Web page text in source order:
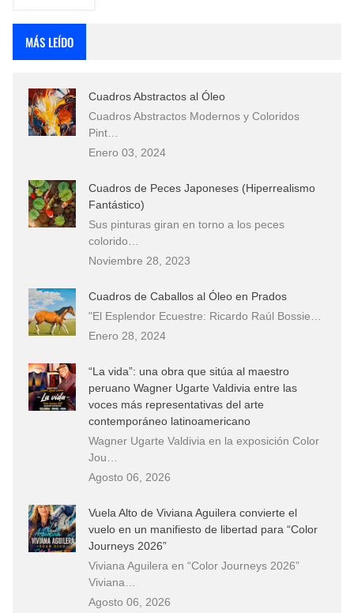
MÁS LEÍDO
Cuadros Abstractos al Óleo
Cuadros Abstractos Modernos y Coloridos
Pint…
Enero 03, 2024
Cuadros de Peces Japoneses (Hiperrealismo
Fantástico)
Sus pinturas giran en torno a los peces
colorido…
Noviembre 28, 2023
Cuadros de Caballos al Óleo en Prados
"El Esplendor Ecuestre: Ricardo Raúl Bossie…
Enero 28, 2024
“La vida”: una obra que sitúa al maestro
peruano Wagner Ugarte Valdivia entre las
voces más representativas del arte
contemporáneo latinoamericano
Wagner Ugarte Valdivia en la exposición Color
Jou…
Agosto 06, 2026
Vuela Alto de Viviana Aguilera convierte el
vuelo en un manifiesto de libertad para “Color
Journeys 2026”
Viviana Aguilera en “Color Journeys 2026”
Viviana…
Agosto 06, 2026